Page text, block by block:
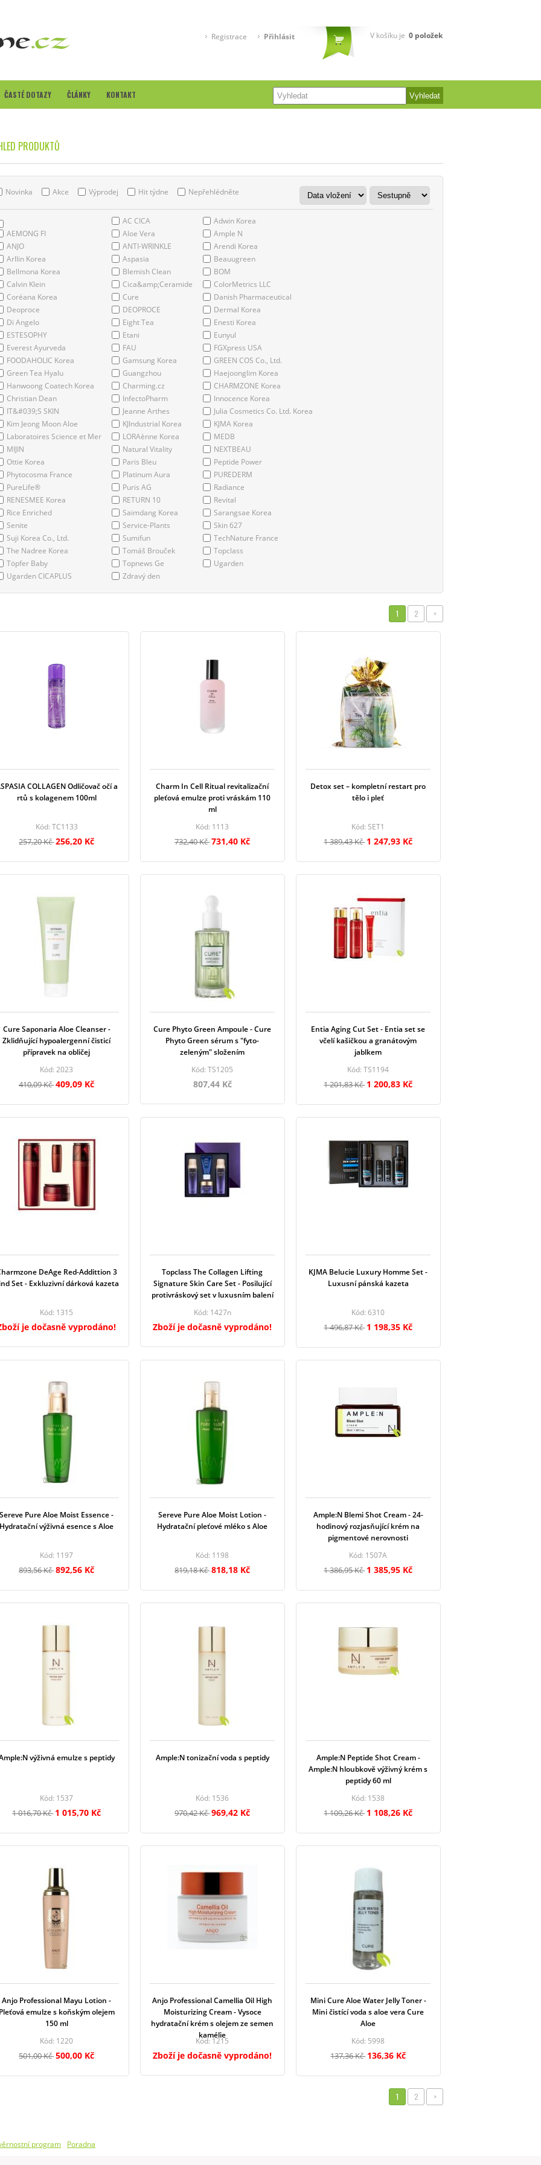
V košíku je 0 položek
Registrace Přihlásit
ČASTÉ DOTAZY ČLÁNKY KONTAKT
PRODUKTŮ
Novinka Akce Výprodej Hit týdne Nepřehlédněte
AC CICA
Adwin Korea
AEMONG FI
Aloe Vera
Ample N
ANJO
ANTI-WRINKLE
Arendi Korea
Arllin Korea
Aspasia
Beauugreen
Bellmona Korea
Blemish Clean
BOM
Calvin Klein
Cica&amp;Ceramide
ColorMetrics LLC
Coréana Korea
Cure
Danish Pharmaceutical
Deoproce
DEOPROCE
Dermal Korea
Di Angelo
Eight Tea
Enesti Korea
ESTESOPHY
Etani
Eunyul
Everest Ayurveda
FAU
FGXpress USA
FOODAHOLIC Korea
Gamsung Korea
GREEN COS Co., Ltd.
Green Tea Hyalu
Guangzhou
Haejoonglim Korea
Hanwoong Coatech Korea
Charming.cz
CHARMZONE Korea
Christian Dean
InfectoPharm
Innocence Korea
IT&#039;S SKIN
Jeanne Arthes
Julia Cosmetics Co. Ltd. Korea
Kim Jeong Moon Aloe
KJIndustrial Korea
KJMA Korea
Laboratoires Science et Mer
LORAènne Korea
MEDB
MIJIN
Natural Vitality
NEXTBEAU
Ottie Korea
Paris Bleu
Peptide Power
Phytocosma France
Platinum Aura
PUREDERM
PureLife®
Puris AG
Radiance
RENESMEE Korea
RETURN 10
Revital
Rice Enriched
Saimdang Korea
Sarangsae Korea
Senite
Service-Plants
Skin 627
Suji Korea Co., Ltd.
Sumifun
TechNature France
The Nadree Korea
Tomáš Brouček
Topclass
Töpfer Baby
Topnews Ge
Ugarden
Ugarden CICAPLUS
Zdravý den
1 2 >
COLLAGEN Odličovač očí a
rtů s kolagenem 100ml
Kód: TC1133
257,20 Kč256,20 Kč
Charm In Cell Ritual revitalizační
pleťová emulze proti vráskám 110
ml
Kód: 1113
732,40 Kč731,40 Kč
Detox set – kompletní restart pro
tělo i pleť
Kód: SET1
1 389,43 Kč 1 247,93 Kč
Cure Saponaria Aloe Cleanser -
Zklidňující hypoalergenní čisticí
přípravek na obličej
Kód: 2023
410,09 Kč409,09 Kč
Cure Phyto Green Ampoule - Cure
Phyto Green sérum s "fyto-
zeleným" složením
Kód: TS1205
807,44 Kč
Entia Aging Cut Set - Entia set se
včelí kašičkou a granátovým
jablkem
Kód: TS1194
1 201,83 Kč 1 200,83 Kč
DeAge Red-Addittion 3
Set - Exkluzivní dárková kazeta
Kód: 1315
je dočasně vyprodáno!
Topclass The Collagen Lifting
Signature Skin Care Set - Posilující
protivráskový set v luxusním balení
Kód: 1427n
Zboží je dočasně vyprodáno!
KJMA Belucie Luxury Homme Set -
Luxusní pánská kazeta
Kód: 6310
1 496,87 Kč 1 198,35 Kč
Sereve Pure Aloe Moist Essence -
Hydratační výživná esence s Aloe
Kód: 1197
893,56 Kč892,56 Kč
Sereve Pure Aloe Moist Lotion -
Hydratační pleťové mléko s Aloe
Kód: 1198
819,18 Kč818,18 Kč
Ample:N Blemi Shot Cream - 24-
hodinový rozjasňující krém na
pigmentové nerovnosti
Kód: 1507A
1 386,95 Kč 1 385,95 Kč
výživná emulze s peptidy
Kód: 1537
1 016,70 Kč 1 015,70 Kč
Ample:N tonizační voda s peptidy
Kód: 1536
970,42 Kč969,42 Kč
Ample:N Peptide Shot Cream -
Ample:N hloubkově výživný krém s
peptidy 60 ml
Kód: 1538
1 109,26 Kč 1 108,26 Kč
Anjo Professional Mayu Lotion -
emulze s koňským olejem
150 ml
Kód: 1220
501,00 Kč500,00 Kč
Anjo Professional Camellia Oil High
Moisturizing Cream - Vysoce
hydratační krém s olejem ze semen
kamélie
Kód: 1215
Zboží je dočasně vyprodáno!
Mini Cure Aloe Water Jelly Toner -
Mini čistící voda s aloe vera Cure
Aloe
Kód: 5998
137,36 Kč 136,36 Kč
1 2 >
program Poradna